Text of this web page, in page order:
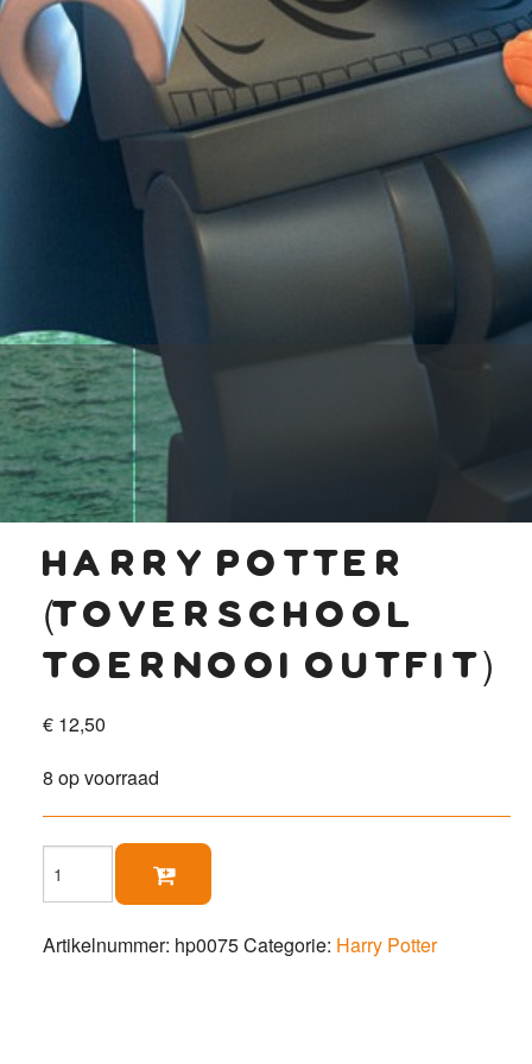
harry potter
(toverschool
toernooi outfit)
€12,50
8 op voorraad
Harry
Potter
(toverschool
outfit)

Artikelnummer: hp0075Categorie: Harry Potter